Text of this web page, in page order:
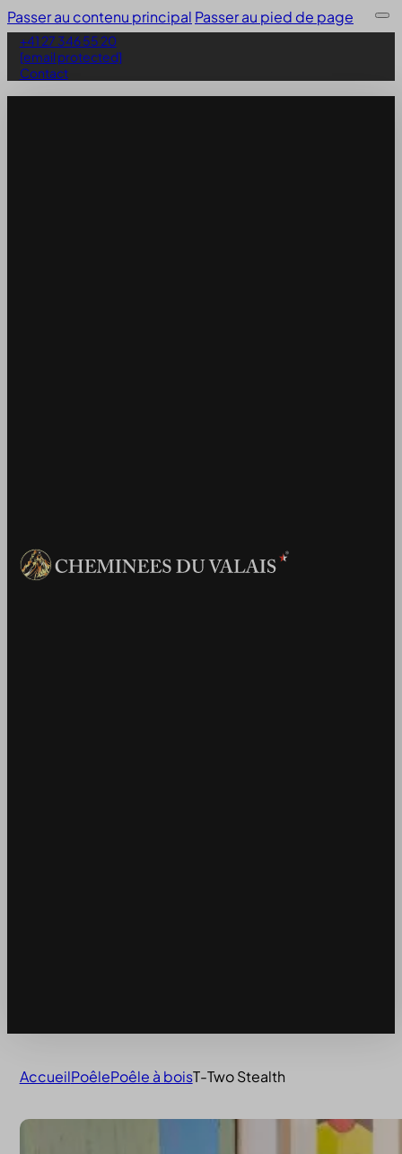
Passer au contenu principal Passer au pied de page
+41 27 346 55 20
[email protected]
Contact
AccueilPoêlePoêle à boisT-Two Stealth